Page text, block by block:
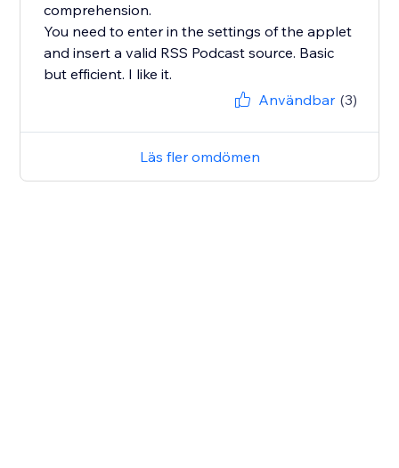
comprehension.
You need to enter in the settings of the applet
and insert a valid RSS Podcast source. Basic
but efficient. I like it.
Användbar (3)
Läs fler omdömen